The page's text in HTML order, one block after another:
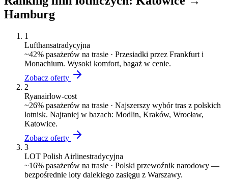
Hamburg
1
Lufthansatradycyjna
~42% pasażerów na trasie · Przesiadki przez Frankfurt i
Monachium. Wysoki komfort, bagaż w cenie.
Zobacz oferty
2
Ryanairlow-cost
~26% pasażerów na trasie · Najszerszy wybór tras z polskich
lotnisk. Najtaniej w bazach: Modlin, Kraków, Wrocław,
Katowice.
Zobacz oferty
3
LOT Polish Airlinestradycyjna
~16% pasażerów na trasie · Polski przewoźnik narodowy —
bezpośrednie loty dalekiego zasięgu z Warszawy.